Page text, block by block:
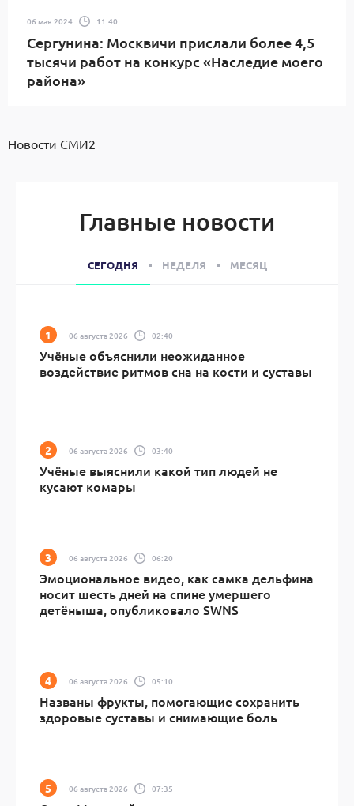
06 мая 2024 11:40
Сергунина: Москвичи прислали более 4,5
тысячи работ на конкурс «Наследие моего
района»
Новости СМИ2
Главные новости
СЕГОДНЯ НЕДЕЛЯ МЕСЯЦ
06 августа 2026 02:40
Учёные объяснили неожиданное
воздействие ритмов сна на кости и суставы
06 августа 2026 03:40
Учёные выяснили какой тип людей не
кусают комары
06 августа 2026 06:20
Эмоциональное видео, как самка дельфина
носит шесть дней на спине умершего
детёныша, опубликовало SWNS
06 августа 2026 05:10
Названы фрукты, помогающие сохранить
здоровые суставы и снимающие боль
06 августа 2026 07:35